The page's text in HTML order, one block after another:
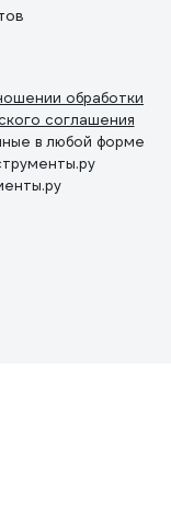
обработки
соглашения
в любой форме